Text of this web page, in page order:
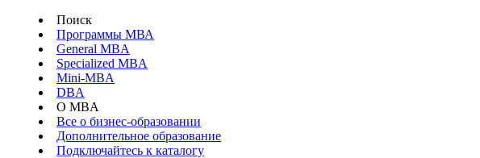
Поиск
Программы МВА
General MBA
Specialized MBA
Mini-MBA
DBA
О MBA
Все о бизнес-образовании
Дополнительное образование
Подключайтесь к каталогу